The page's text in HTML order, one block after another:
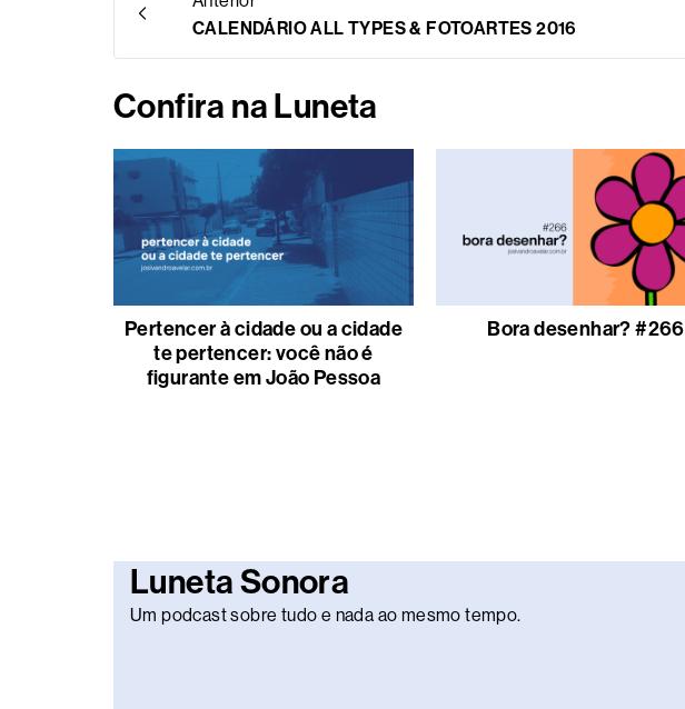
CALENDÁRIO ALL TYPES & FOTOARTES 2016
Confira na Luneta
Pertencer à cidade ou a cidade
te pertencer: você não é
figurante em João Pessoa
Bora desenhar? #266
Luneta Sonora
Um podcast sobre tudo e nada ao mesmo tempo.